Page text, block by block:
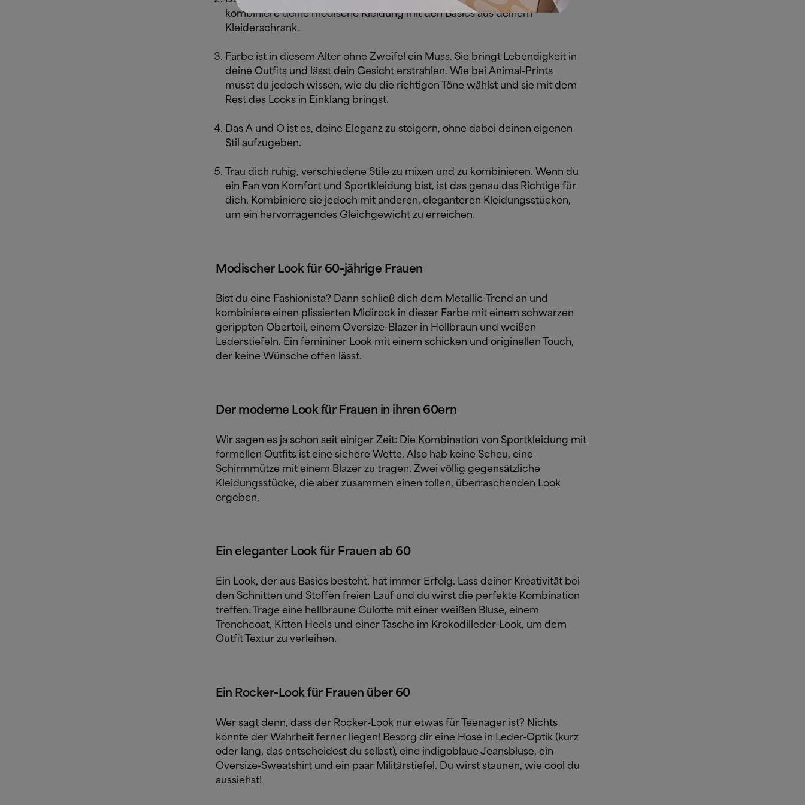
kombiniere deine modische Kleidung mit den Basics aus deinem
Kleiderschrank.
Farbe ist in diesem Alter ohne Zweifel ein Muss. Sie bringt Lebendigkeit in
deine Outfits und lässt dein Gesicht erstrahlen. Wie bei Animal-Prints
musst du jedoch wissen, wie du die richtigen Töne wählst und sie mit dem
Rest des Looks in Einklang bringst.
Das A und O ist es, deine Eleganz zu steigern, ohne dabei deinen eigenen
Stil aufzugeben.
Trau dich ruhig, verschiedene Stile zu mixen und zu kombinieren. Wenn du
ein Fan von Komfort und Sportkleidung bist, ist das genau das Richtige für
dich. Kombiniere sie jedoch mit anderen, eleganteren Kleidungsstücken,
um ein hervorragendes Gleichgewicht zu erreichen.
Modischer Look für 60-jährige Frauen
Bist du eine Fashionista? Dann schließ dich dem Metallic-Trend an und
kombiniere einen plissierten Midirock in dieser Farbe mit einem schwarzen
gerippten Oberteil, einem Oversize-Blazer in Hellbraun und weißen
Lederstiefeln. Ein femininer Look mit einem schicken und originellen Touch,
der keine Wünsche offen lässt.
Der moderne Look für Frauen in ihren 60ern
Wir sagen es ja schon seit einiger Zeit: Die Kombination von Sportkleidung mit
formellen Outfits ist eine sichere Wette. Also hab keine Scheu, eine
Schirmmütze mit einem Blazer zu tragen. Zwei völlig gegensätzliche
Kleidungsstücke, die aber zusammen einen tollen, überraschenden Look
ergeben.
Ein eleganter Look für Frauen ab 60
Ein Look, der aus Basics besteht, hat immer Erfolg. Lass deiner Kreativität bei
den Schnitten und Stoffen freien Lauf und du wirst die perfekte Kombination
treffen. Trage eine hellbraune Culotte mit einer weißen Bluse, einem
Trenchcoat, Kitten Heels und einer Tasche im Krokodilleder-Look, um dem
Outfit Textur zu verleihen.
Ein Rocker-Look für Frauen über 60
Wer sagt denn, dass der Rocker-Look nur etwas für Teenager ist? Nichts
könnte der Wahrheit ferner liegen! Besorg dir eine Hose in Leder-Optik (kurz
oder lang, das entscheidest du selbst), eine indigoblaue Jeansbluse, ein
Oversize-Sweatshirt und ein paar Militärstiefel. Du wirst staunen, wie cool du
aussiehst!